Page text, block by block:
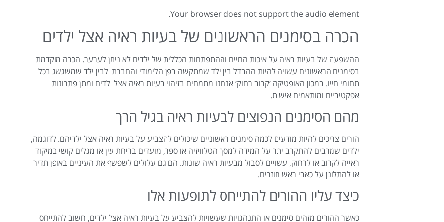
Your browser does not support the audio element.
הכרה בסימנים הראשונים של בעיות ראיה אצל ילדים
ההשפעה של בעיות ראיה על איכות החיים וההתפתחות הכללית של ילדים לא ניתן לערער. הכרה מוקדמת
בסימנים הראשונים עשויה להיות ההבדל בין ילד שמתקשה בפן הלימודי והחברתי לבין ילד שמשגשג בכל
תחומי חייו. במכון האופטיקה ׳קרוב רחוק׳ אנחנו מתמחים בזיהוי בעיות ראיה אצל ילדים ומתן פתרונות
אפקטיביים ומותאמים אישית.
מהם הסימנים הנפוצים לבעיות ראיה בגיל הרך
הורים צריכים להיות מודעים לכמה סימנים ראשוניים שיכולים להצביע על בעיות ראיה אצל ילדיהם. לדוגמה,
ילדים שמרבים להתקרב יתר על המידה למסך הטלוויזיה או ספר, מועדים בריחת עין או מגלים קושי במיקוד
ראייה לקרוב או לרחוק, עשויים לסבול מבעיות ראיה שונות. הם גם עלולים לשפשף את העיניים באופן תדיר
או להתלונן על כאבי ראש חוזרים.
כיצד עליו ההורים להתייחס לתופעות אלו
כאשר ההורים מזהים סימנים או התנהגויות שעשויות להצביע על בעיות ראיה אצל ילדים, חשוב להתייחס